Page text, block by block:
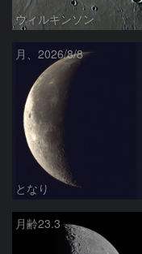
ウィルキンソン
月、2026/8/8
となり
月齢23.3